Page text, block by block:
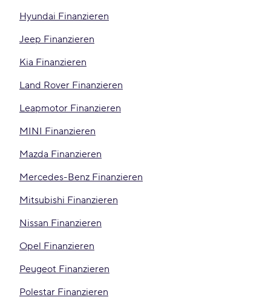
Hyundai Finanzieren
Jeep Finanzieren
Kia Finanzieren
Land Rover Finanzieren
Leapmotor Finanzieren
MINI Finanzieren
Mazda Finanzieren
Mercedes-Benz Finanzieren
Mitsubishi Finanzieren
Nissan Finanzieren
Opel Finanzieren
Peugeot Finanzieren
Polestar Finanzieren